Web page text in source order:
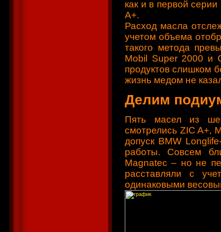
как и в первой
A+.
Расход масла
учетом объема
такого метода
Mobil Super 2000 и
продуктов слишком
жизнь медом не
Делим
Пять масел из
смотрелись ZIC A+,
допуск BMW
работы. Совсем
Magnatec – но не
расставляли с
одинаковыми